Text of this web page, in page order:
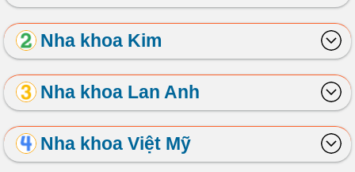
Nha khoa Kim
Nha khoa Lan Anh
Nha khoa Việt Mỹ